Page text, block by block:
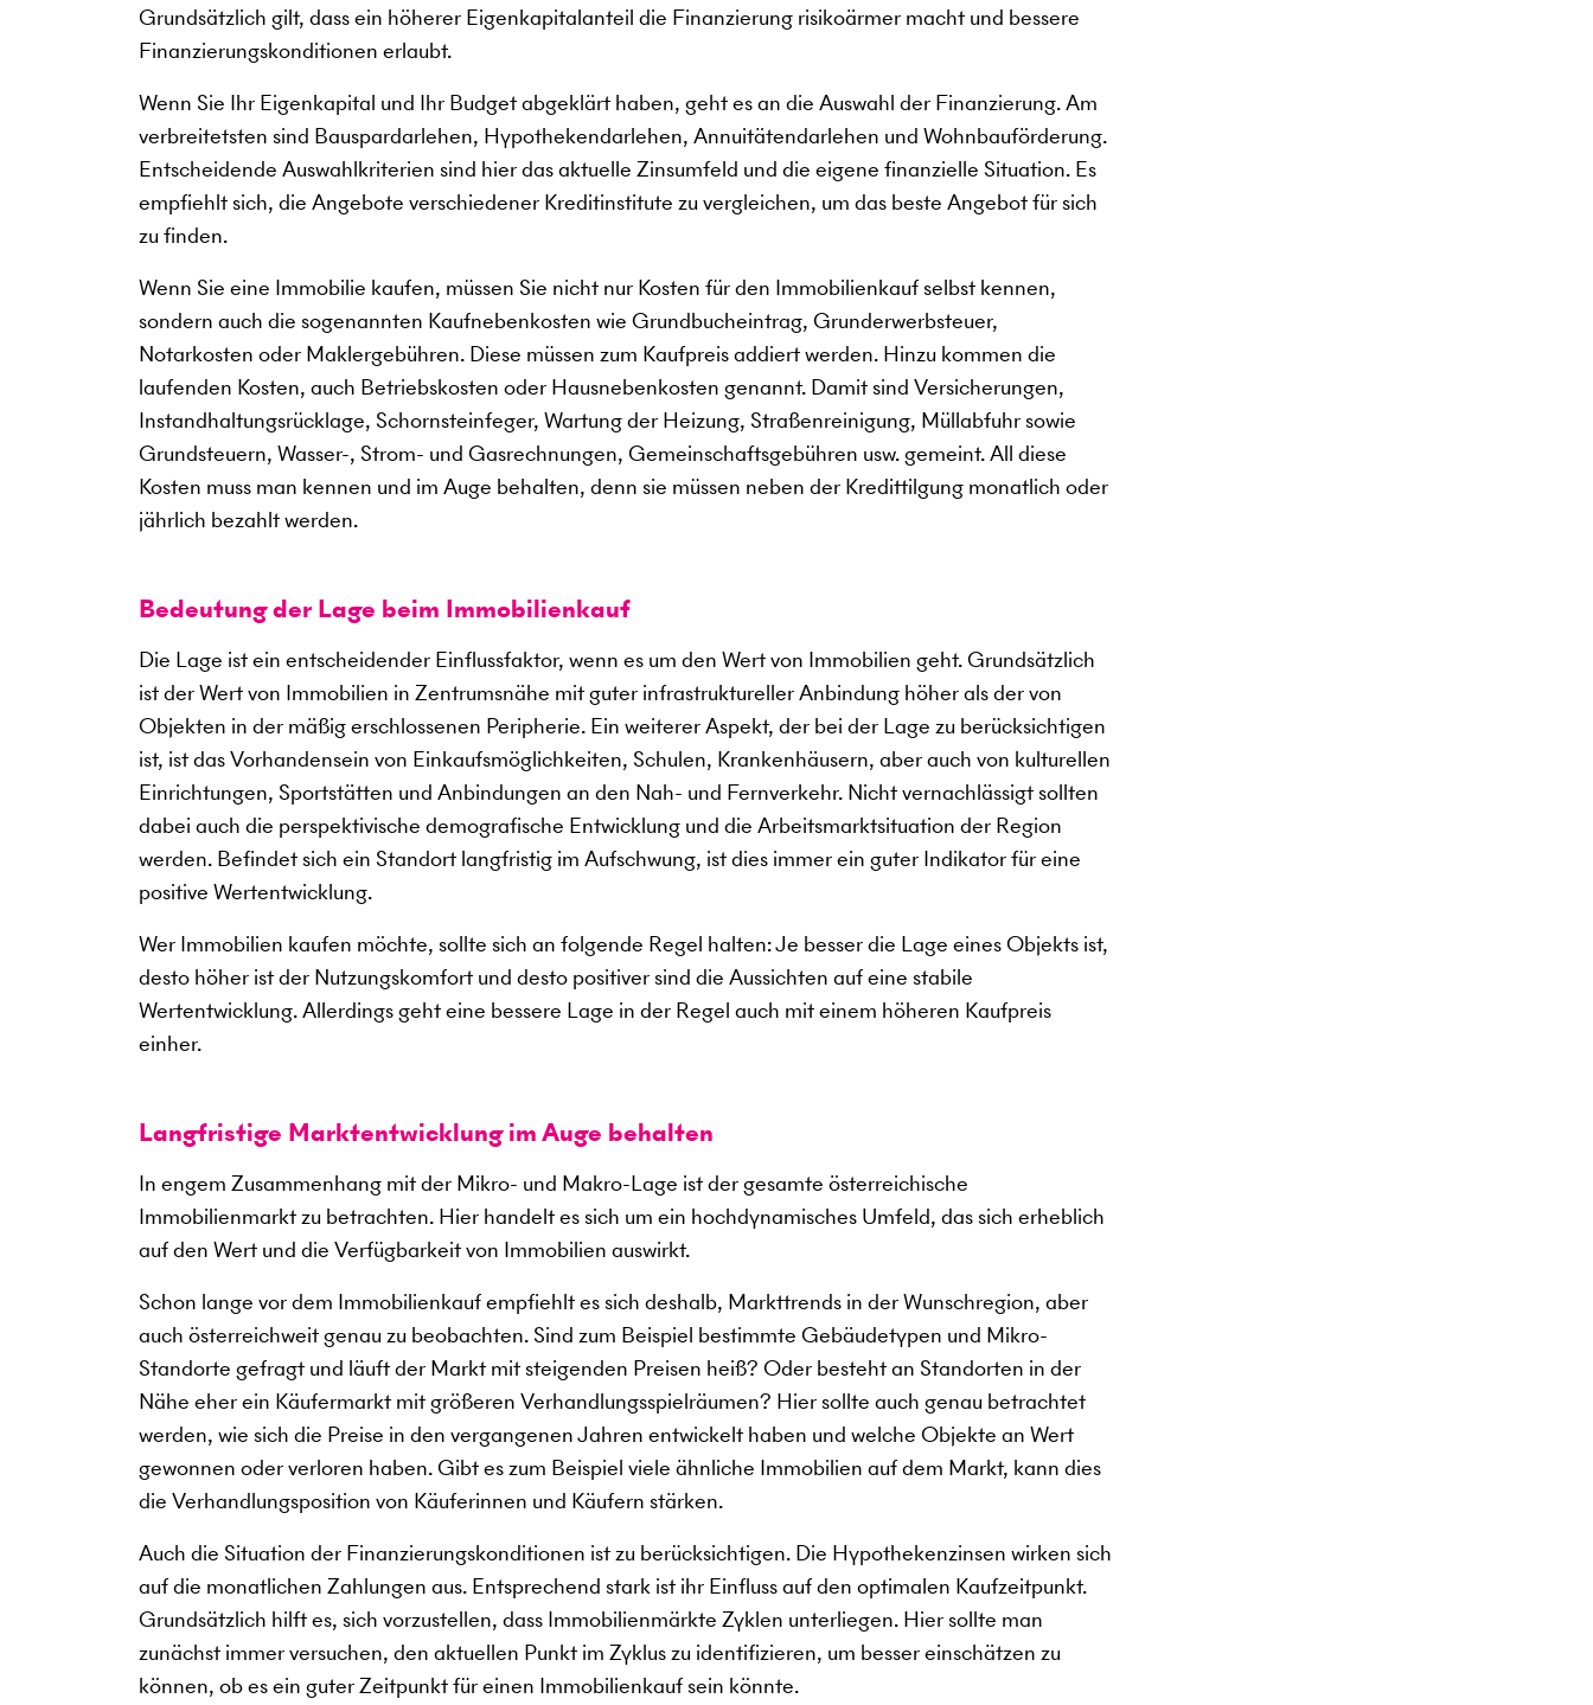
Grundsätzlich gilt, dass ein höherer Eigenkapitalanteil die Finanzierung risikoärmer macht und bessere
Finanzierungskonditionen erlaubt.
Wenn Sie Ihr Eigenkapital und Ihr Budget abgeklärt haben, geht es an die Auswahl der Finanzierung. Am
verbreitetsten sind Bauspardarlehen, Hypothekendarlehen, Annuitätendarlehen und Wohnbauförderung.
Entscheidende Auswahlkriterien sind hier das aktuelle Zinsumfeld und die eigene finanzielle Situation. Es
empfiehlt sich, die Angebote verschiedener Kreditinstitute zu vergleichen, um das beste Angebot für sich
zu finden.
Wenn Sie eine Immobilie kaufen, müssen Sie nicht nur Kosten für den Immobilienkauf selbst kennen,
sondern auch die sogenannten Kaufnebenkosten wie Grundbucheintrag, Grunderwerbsteuer,
Notarkosten oder Maklergebühren. Diese müssen zum Kaufpreis addiert werden. Hinzu kommen die
laufenden Kosten, auch Betriebskosten oder Hausnebenkosten genannt. Damit sind Versicherungen,
Instandhaltungsrücklage, Schornsteinfeger, Wartung der Heizung, Straßenreinigung, Müllabfuhr sowie
Grundsteuern, Wasser-, Strom- und Gasrechnungen, Gemeinschaftsgebühren usw. gemeint. All diese
Kosten muss man kennen und im Auge behalten, denn sie müssen neben der Kredittilgung monatlich oder
jährlich bezahlt werden.
Bedeutung der Lage beim Immobilienkauf
Die Lage ist ein entscheidender Einflussfaktor, wenn es um den Wert von Immobilien geht. Grundsätzlich
ist der Wert von Immobilien in Zentrumsnähe mit guter infrastruktureller Anbindung höher als der von
Objekten in der mäßig erschlossenen Peripherie. Ein weiterer Aspekt, der bei der Lage zu berücksichtigen
ist, ist das Vorhandensein von Einkaufsmöglichkeiten, Schulen, Krankenhäusern, aber auch von kulturellen
Einrichtungen, Sportstätten und Anbindungen an den Nah- und Fernverkehr. Nicht vernachlässigt sollten
dabei auch die perspektivische demografische Entwicklung und die Arbeitsmarktsituation der Region
werden. Befindet sich ein Standort langfristig im Aufschwung, ist dies immer ein guter Indikator für eine
positive Wertentwicklung.
Wer Immobilien kaufen möchte, sollte sich an folgende Regel halten: Je besser die Lage eines Objekts ist,
desto höher ist der Nutzungskomfort und desto positiver sind die Aussichten auf eine stabile
Wertentwicklung. Allerdings geht eine bessere Lage in der Regel auch mit einem höheren Kaufpreis
einher.
Langfristige Marktentwicklung im Auge behalten
In engem Zusammenhang mit der Mikro- und Makro-Lage ist der gesamte österreichische
Immobilienmarkt zu betrachten. Hier handelt es sich um ein hochdynamisches Umfeld, das sich erheblich
auf den Wert und die Verfügbarkeit von Immobilien auswirkt.
Schon lange vor dem Immobilienkauf empfiehlt es sich deshalb, Markttrends in der Wunschregion, aber
auch österreichweit genau zu beobachten. Sind zum Beispiel bestimmte Gebäudetypen und Mikro-
Standorte gefragt und läuft der Markt mit steigenden Preisen heiß? Oder besteht an Standorten in der
Nähe eher ein Käufermarkt mit größeren Verhandlungsspielräumen? Hier sollte auch genau betrachtet
werden, wie sich die Preise in den vergangenen Jahren entwickelt haben und welche Objekte an Wert
gewonnen oder verloren haben. Gibt es zum Beispiel viele ähnliche Immobilien auf dem Markt, kann dies
die Verhandlungsposition von Käuferinnen und Käufern stärken.
Auch die Situation der Finanzierungskonditionen ist zu berücksichtigen. Die Hypothekenzinsen wirken sich
auf die monatlichen Zahlungen aus. Entsprechend stark ist ihr Einfluss auf den optimalen Kaufzeitpunkt.
Grundsätzlich hilft es, sich vorzustellen, dass Immobilienmärkte Zyklen unterliegen. Hier sollte man
zunächst immer versuchen, den aktuellen Punkt im Zyklus zu identifizieren, um besser einschätzen zu
können, ob es ein guter Zeitpunkt für einen Immobilienkauf sein könnte.